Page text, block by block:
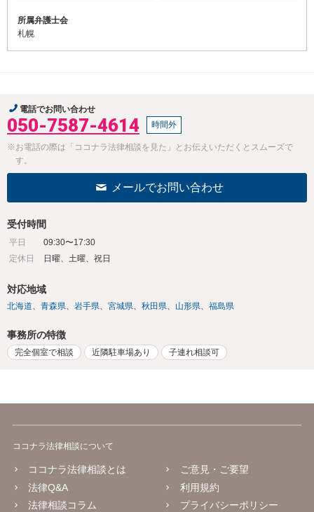
所属弁護士会
札幌
電話でお問い合わせ
050-7587-4614 時間外
※お電話の際は「ココナラ法律相談を見た」とお伝えいただくとスムーズで
す。
メールでお問い合わせ
受付時間
平日
09:30〜17:30
定休日
日曜、土曜、祝日
対応地域
北海道 青森県 岩手県 宮城県 秋田県 山形県 福島県
事務所の特徴
完全個室で相談 近隣駐車場あり 子連れ相談可
ココナラ法律相談について
ココナラ法律相談とは
法律Q&A
法律相談コラム
ご意見・ご要望
利用規約
プライバシーポリシー